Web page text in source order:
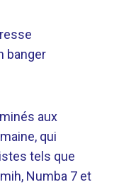
banger
aux
qui
tels que
Numba 7 et